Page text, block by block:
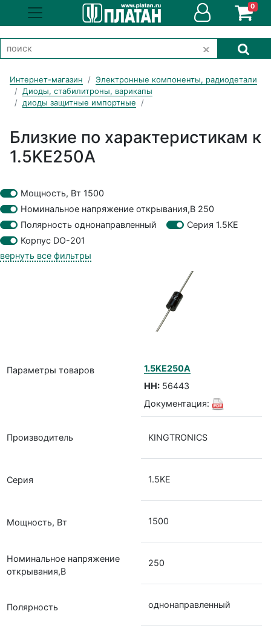
0
Интернет-магазин
Электронные компоненты, радиодетали
Диоды, стабилитроны, варикапы
диоды защитные импортные
Близкие по характеристикам к
1.5KE250A
Мощность, Вт 1500
Номинальное напряжение открывания,В 250
Полярность однонаправленный
Серия 1.5KE
Корпус DO-201
вернуть все фильтры
Параметры товаров
1.5KE250A
НН:56443
Документация:
Производитель
Серия
Мощность, Вт
Номинальное напряжение
открывания,В
Полярность
KINGTRONICS
1.5KE
1500
250
однонаправленный